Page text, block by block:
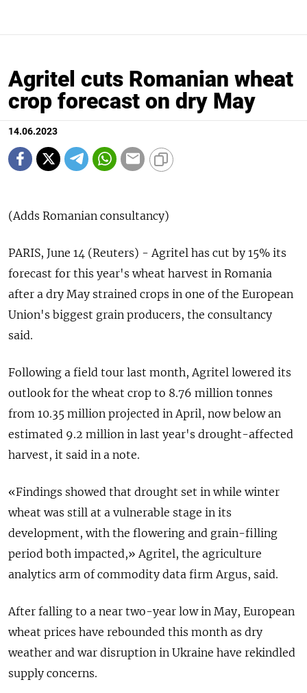
Agritel cuts Romanian wheat
crop forecast on dry May
14.06.2023
(Adds Romanian consultancy)
PARIS, June 14 (Reuters) - Agritel has cut by 15% its
forecast for this year's wheat harvest in Romania
after a dry May strained crops in one of the European
Union's biggest grain producers, the consultancy
said.
Following a field tour last month, Agritel lowered its
outlook for the wheat crop to 8.76 million tonnes
from 10.35 million projected in April, now below an
estimated 9.2 million in last year's drought-affected
harvest, it said in a note.
«Findings showed that drought set in while winter
wheat was still at a vulnerable stage in its
development, with the flowering and grain-filling
period both impacted,» Agritel, the agriculture
analytics arm of commodity data firm Argus, said.
After falling to a near two-year low in May, European
wheat prices have rebounded this month as dry
weather and war disruption in Ukraine have rekindled
supply concerns.